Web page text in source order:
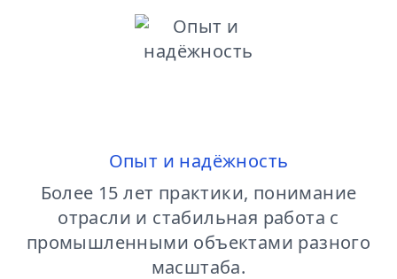
Опыт и надёжность
Более 15 лет практики, понимание
отрасли и стабильная работа с
промышленными объектами разного
масштаба.